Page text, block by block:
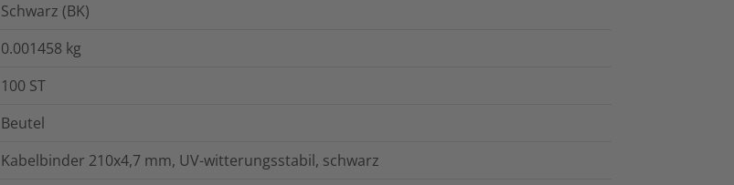
Schwarz (BK)
0.001458 kg
100 ST
Beutel
Kabelbinder 210x4,7 mm, UV-witterungsstabil, schwarz